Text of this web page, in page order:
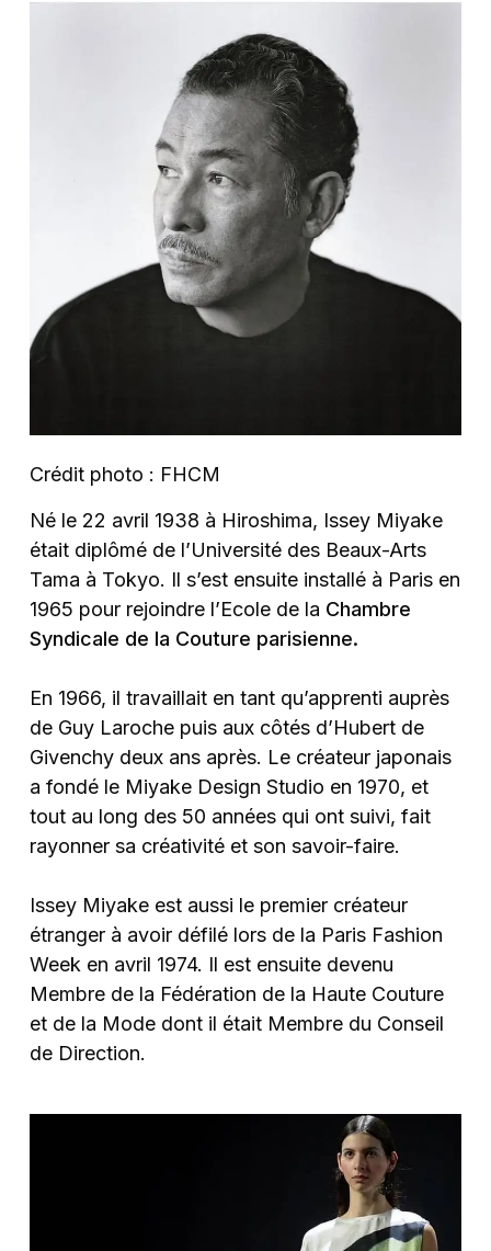
Crédit photo : FHCM
Né le 22 avril 1938 à Hiroshima, Issey Miyake
était diplômé de l’Université des Beaux-Arts
Tama à Tokyo. Il s’est ensuite installé à Paris en
1965 pour rejoindre l’Ecole de la Chambre
Syndicale de la Couture parisienne.
En 1966, il travaillait en tant qu’apprenti auprès
de Guy Laroche puis aux côtés d’Hubert de
Givenchy deux ans après. Le créateur japonais
a fondé le Miyake Design Studio en 1970, et
tout au long des 50 années qui ont suivi, fait
rayonner sa créativité et son savoir-faire.
Issey Miyake est aussi le premier créateur
étranger à avoir défilé lors de la Paris Fashion
Week en avril 1974. Il est ensuite devenu
Membre de la Fédération de la Haute Couture
et de la Mode dont il était Membre du Conseil
de Direction.